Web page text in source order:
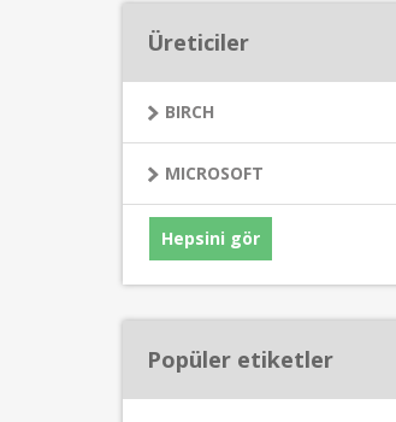
Üreticiler
BIRCH
MICROSOFT
Hepsini gör
Popüler etiketler